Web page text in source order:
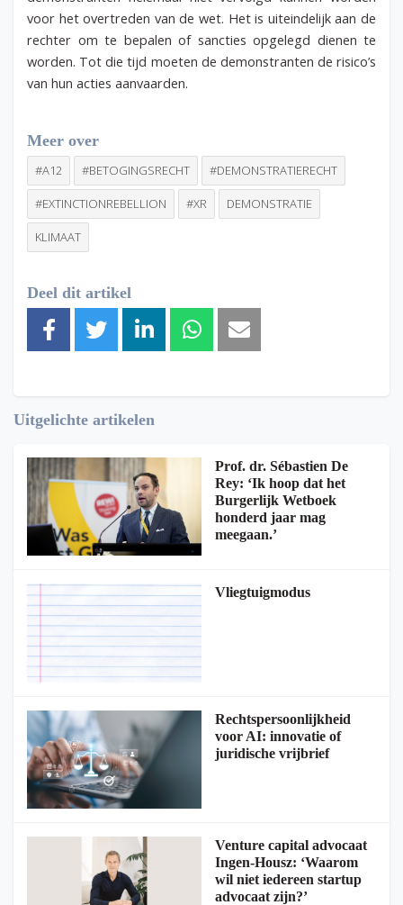
voor het overtreden van de wet. Het is uiteindelijk aan de
rechter om te bepalen of sancties opgelegd dienen te
worden. Tot die tijd moeten de demonstranten de risico’s
van hun acties aanvaarden.
Meer over
#A12 #BETOGINGSRECHT #DEMONSTRATIERECHT
#EXTINCTIONREBELLION #XR DEMONSTRATIE
KLIMAAT
Deel dit artikel
Uitgelichte artikelen
Prof. dr. Sébastien De
Rey: ‘Ik hoop dat het
Burgerlijk Wetboek
honderd jaar mag
meegaan.’
Vliegtuigmodus
Rechtspersoonlijkheid
voor AI: innovatie of
juridische vrijbrief
Venture capital advocaat
Ingen-Housz: ‘Waarom
wil niet iedereen startup
advocaat zijn?’